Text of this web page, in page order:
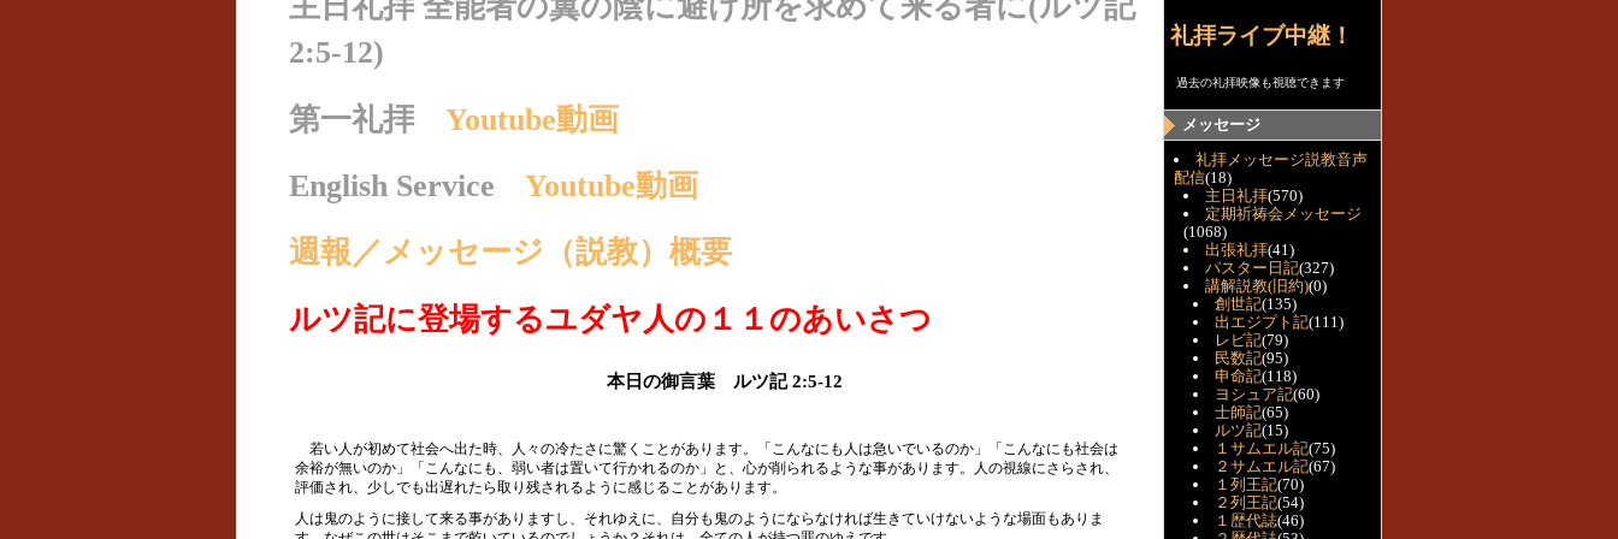
主日礼拝 全能者の翼の陰に避け所を求めて来る者に(ルツ記
2:5-12)
第一礼拝 Youtube動画
English Service Youtube動画
週報／メッセージ（説教）概要
ルツ記に登場するユダヤ人の１１のあいさつ
本日の御言葉 ルツ記2:5-12
若い人が初めて社会へ出た時、人々の冷たさに驚くことがあります。「こんなにも人は急いでいるのか」「こんなにも社会は
余裕が無いのか」「こんなにも、弱い者は置いて行かれるのか」と、心が削られるような事があります。人の視線にさらされ、
評価され、少しでも出遅れたら取り残されるように感じることがあります。
人は鬼のように接して来る事がありますし、それゆえに、自分も鬼のようにならなければ生きていけないような場面もありま
礼拝ライブ中継！
過去の礼拝映像も視聴できます
メッセージ
礼拝メッセージ説教音声
配信(18)
主日礼拝(570)
定期祈祷会メッセージ
(1068)
出張礼拝(41)
パスター日記(327)
講解説教(旧約)(0)
創世記(135)
出エジプト記(111)
レビ記(79)
民数記(95)
申命記(118)
ヨシュア記(60)
士師記(65)
ルツ記(15)
１サムエル記(75)
２サムエル記(67)
１列王記(70)
２列王記(54)
１歴代誌(46)